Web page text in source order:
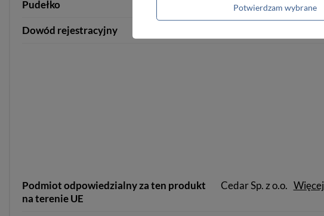
Pudełko
Dowód rejestracyjny
Podmiot odpowiedzialny za ten produkt
na terenie UE
Cedar Sp. z o.o. Więcej
Potwierdzam wybrane